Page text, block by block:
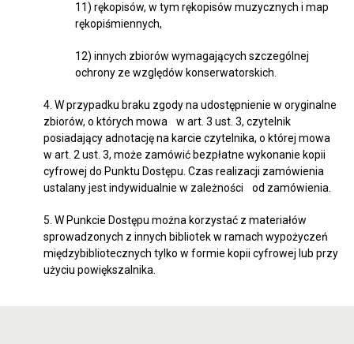
11) rękopisów, w tym rękopisów muzycznych i map
rękopiśmiennych,
12) innych zbiorów wymagających szczególnej
ochrony ze względów konserwatorskich.
4. W przypadku braku zgody na udostępnienie w oryginalne
zbiorów, o których mowa w art. 3 ust. 3, czytelnik
posiadający adnotację na karcie czytelnika, o której mowa
w art. 2 ust. 3, może zamówić bezpłatne wykonanie kopii
cyfrowej do Punktu Dostępu. Czas realizacji zamówienia
ustalany jest indywidualnie w zależności od zamówienia.
5. W Punkcie Dostępu można korzystać z materiałów
sprowadzonych z innych bibliotek w ramach wypożyczeń
międzybibliotecznych tylko w formie kopii cyfrowej lub przy
użyciu powiększalnika.